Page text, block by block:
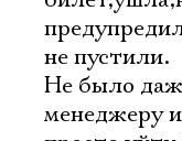
не пустили.
Не было
менеджеру